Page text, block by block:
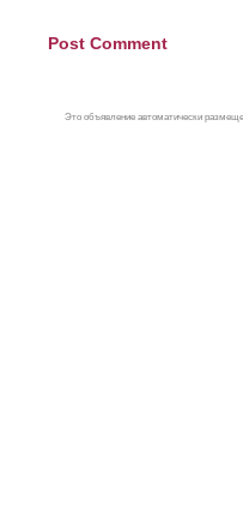
Это объявление автоматически